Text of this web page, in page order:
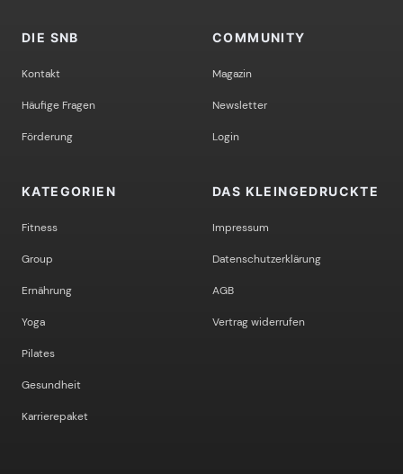
DIE SNB
Kontakt
Häufige Fragen
Förderung
COMMUNITY
Magazin
Newsletter
Login
KATEGORIEN
Fitness
Group
Ernährung
Yoga
Pilates
Gesundheit
Karrierepaket
DAS KLEINGEDRUCKTE
Impressum
Datenschutzerklärung
AGB
Vertrag widerrufen